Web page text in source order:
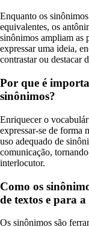
Enquanto os
equivalentes, os
sinônimos ampliam as
expressar uma ideia,
contrastar ou destacar
Por que é
sinônimos?
Enriquecer o
expressar-se de forma
uso adequado de
comunicação,
interlocutor.
Como os
de textos e para
Os sinônimos são